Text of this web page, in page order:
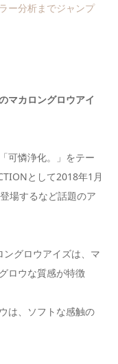
ー分析までジャンプ
マカロングロウアイ
可憐浄化。」をテー
として2018年1月
場するなど話題のア
グロウアイズは、マ
ロウな質感が特徴
は、ソフトな感触の